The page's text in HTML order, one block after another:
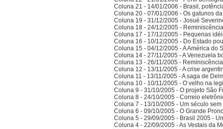
Coluna 21 - 14/01/2006 - Brasil,
Coluna 20 - 07/01/2006 - Os gatunos
Coluna 19 - 31/12/2005 - Josué
Coluna 18 - 24/12/2005 -
Coluna 17 - 17/12/2005 - Pequenas
Coluna 16 - 10/12/2005 - Do Estado
Coluna 15 - 04/12/2005 - A América do
Coluna 14 - 27/11/2005 - A Venezuela
Coluna 13 - 26/11/2005 -
Coluna 12 - 13/11/2005 - A crise
Coluna 11 - 13/11/2005 - A saga de
Coluna 10 - 10/11/2005 - O velho na
Coluna 9 - 31/10/2005 - O projeto São
Coluna 8 - 24/10/2005 - Correio
Coluna 7 - 13/10/2005 - Um século
Coluna 6 - 09/10/2005 - O Grande
Coluna 5 - 29/09/2005 - Brasil 2005 -
Coluna 4 - 22/09/2005 - As Vestais da